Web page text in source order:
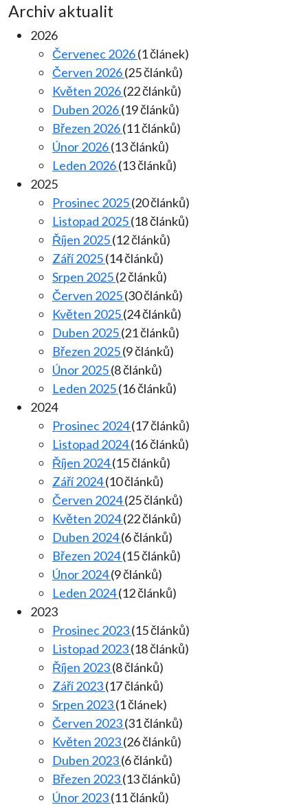
Archiv aktualit
2026
Červenec 2026(1 článek)
Červen 2026(25 článků)
Květen 2026(22 článků)
Duben 2026(19 článků)
Březen 2026(11 článků)
Únor 2026(13 článků)
Leden 2026(13 článků)
2025
Prosinec 2025(20 článků)
Listopad 2025(18 článků)
Říjen 2025(12 článků)
Září 2025(14 článků)
Srpen 2025(2 článků)
Červen 2025(30 článků)
Květen 2025(24 článků)
Duben 2025(21 článků)
Březen 2025(9 článků)
Únor 2025(8 článků)
Leden 2025(16 článků)
2024
Prosinec 2024(17 článků)
Listopad 2024(16 článků)
Říjen 2024(15 článků)
Září 2024(10 článků)
Červen 2024(25 článků)
Květen 2024(22 článků)
Duben 2024(6 článků)
Březen 2024(15 článků)
Únor 2024(9 článků)
Leden 2024(12 článků)
2023
Prosinec 2023(15 článků)
Listopad 2023(18 článků)
Říjen 2023(8 článků)
Září 2023(17 článků)
Srpen 2023(1 článek)
Červen 2023(31 článků)
Květen 2023(26 článků)
Duben 2023(6 článků)
Březen 2023(13 článků)
Únor 2023(11 článků)